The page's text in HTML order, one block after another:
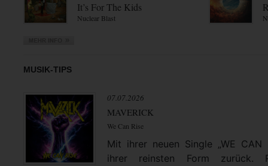
It’s For The Kids
Nuclear Blast
MUSIK-TIPS
07.07.2026
MAVERICK
We Can Rise
Mit ihrer neuen Single „WE CAN
ihrer reinsten Form zurück.